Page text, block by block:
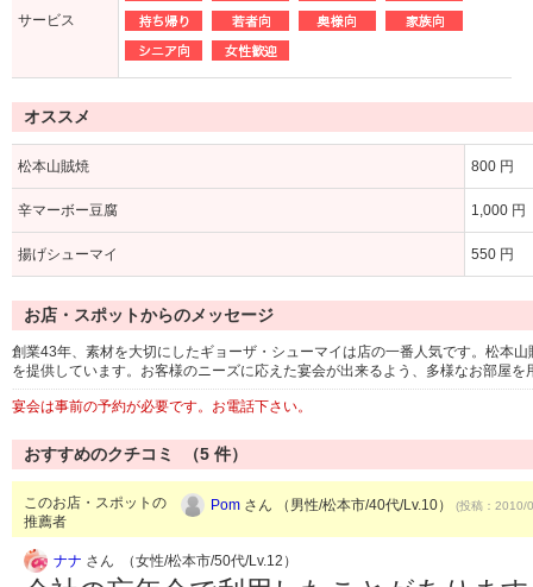
サービス
オススメ
松本山賊焼 800 円
辛マーボー豆腐 1,000 円
揚げシューマイ 550 円
お店・スポットからのメッセージ
創業43年、素材を大切にしたギョーザ・シューマイは店の一番人気です。松本
を提供しています。お客様のニーズに応えた宴会が出来るよう、多様なお部屋を
宴会は事前の予約が必要です。お電話下さい。
おすすめのクチコミ （5 件）
このお店・スポットの
推薦者
Pom さん （男性/松本市/40代/Lv.10） (投稿：2010/
ナナ さん （女性/松本市/50代/Lv.12）